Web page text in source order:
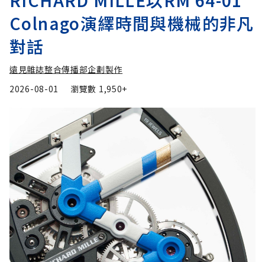
Colnago演繹時間與機械的非凡
對話
遠見雜誌整合傳播部企劃製作
2026-08-01
瀏覽數 1,950+